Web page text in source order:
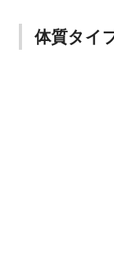
体質タイ